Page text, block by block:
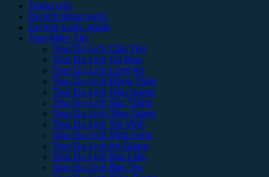
Trang chủ
Du lịch trong nước
Du lịch nước ngoài
Tour Miền Tây
Tour Du Lịch Cần Thơ
Tour Du Lịch Cà Mau
Tour Du Lịch Long An
Tour Du Lịch Đồng Tháp
Tour Du Lịch Hậu Giang
Tour Du Lịch Sóc Trăng
Tour Du Lịch Tiền Giang
Tour Du Lịch Trà Vinh
Tour Du Lịch Vĩnh Long
Tour Du Lịch An Giang
Tour Du Lịch Bạc Liêu
Tour Du Lịch Bến Tre